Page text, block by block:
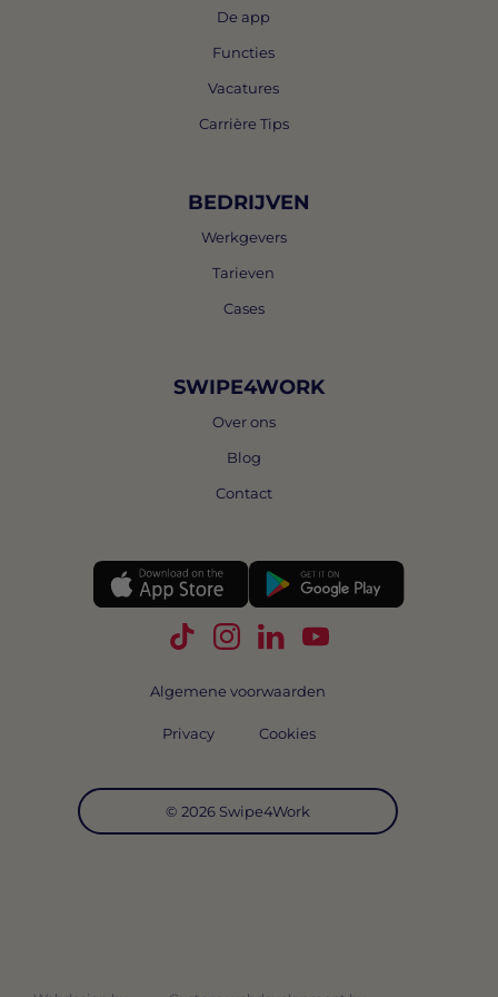
De app
Functies
Vacatures
Carrière Tips
BEDRIJVEN
Werkgevers
Tarieven
Cases
SWIPE4WORK
Over ons
Blog
Contact
Volg Swipe4Work op TikTok
Volg Swipe4Work op
Volg Swipe4Work op
Volg Swipe4Work
© 2026 Swipe4Work
Algemene voorwaarden
Privacy Cookies